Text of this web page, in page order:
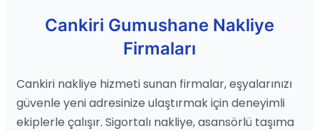
Cankiri Gumushane Nakliye
Firmaları
Cankiri nakliye hizmeti sunan firmalar, eşyalarınızı
güvenle yeni adresinize ulaştırmak için deneyimli
ekiplerle çalışır. Sigortalı nakliye, asansörlü taşıma